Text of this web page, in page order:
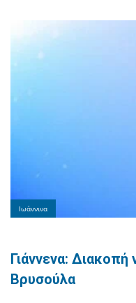
Ιωάννινα
Γιάννενα: Διακοπή
Βρυσούλα